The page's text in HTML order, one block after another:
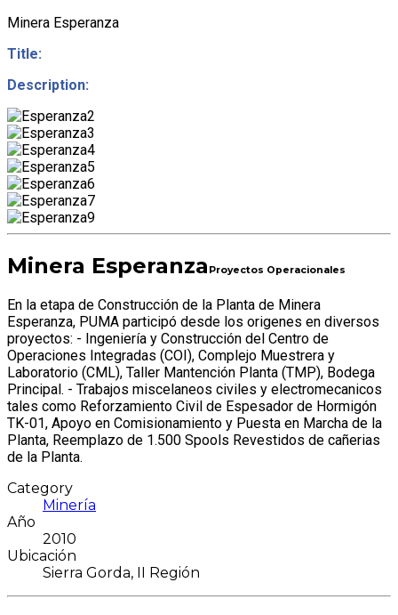
Minera Esperanza
Title:
Description:
Minera Esperanza Proyectos Operacionales
En la etapa de Construcción de la Planta de Minera
Esperanza, PUMA participó desde los origenes en diversos
proyectos: - Ingeniería y Construcción del Centro de
Operaciones Integradas (COI), Complejo Muestrera y
Laboratorio (CML), Taller Mantención Planta (TMP), Bodega
Principal. - Trabajos miscelaneos civiles y electromecanicos
tales como Reforzamiento Civil de Espesador de Hormigón
TK-01, Apoyo en Comisionamiento y Puesta en Marcha de la
Planta, Reemplazo de 1.500 Spools Revestidos de cañerias
de la Planta.
Category
Minería
Año
2010
Ubicación
Sierra Gorda, II Región